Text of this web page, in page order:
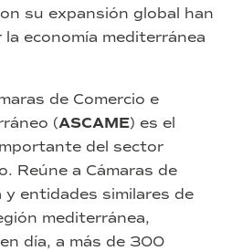
su expansión global han
economía mediterránea
de Comercio e
(ASCAME) es el
del sector
Reúne a Cámaras de
y entidades similares de
mediterránea,
día, a más de 300